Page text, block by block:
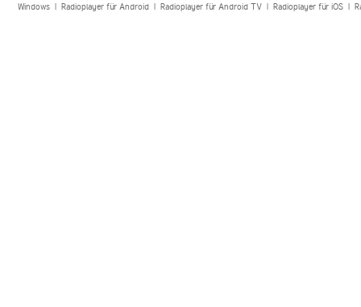
Windows| Radioplayer für Android| Radioplayer für Android TV| Radioplayer für iOS|